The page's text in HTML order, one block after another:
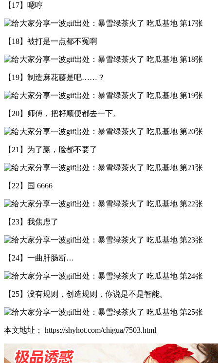
【17】嗯哼
【18】被打是一点都不冤啊
【19】制造麻花藤是吧……？
【20】师傅，把籽顺便都去一下。
【21】为了赢，脸都不要了
【22】国 6666
【23】我焦虑了
【24】一曲肝肠断…
【25】没有规则，创造规则，你说是不是智能。
本文地址： https://shyhot.com/chigua/7503.html